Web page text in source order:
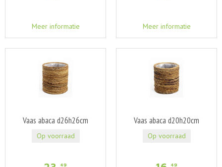
Meer informatie Meer informatie
Vaas abaca d26h26cm
49
Op voorraad
Vaas abaca d20h20cm
49
Op voorraad